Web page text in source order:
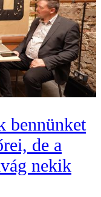
bennünket
de a
nekik